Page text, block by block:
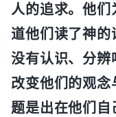
人的追求。他
道他们读了神
没有认识、分
改变他们的观念
题是出在他们